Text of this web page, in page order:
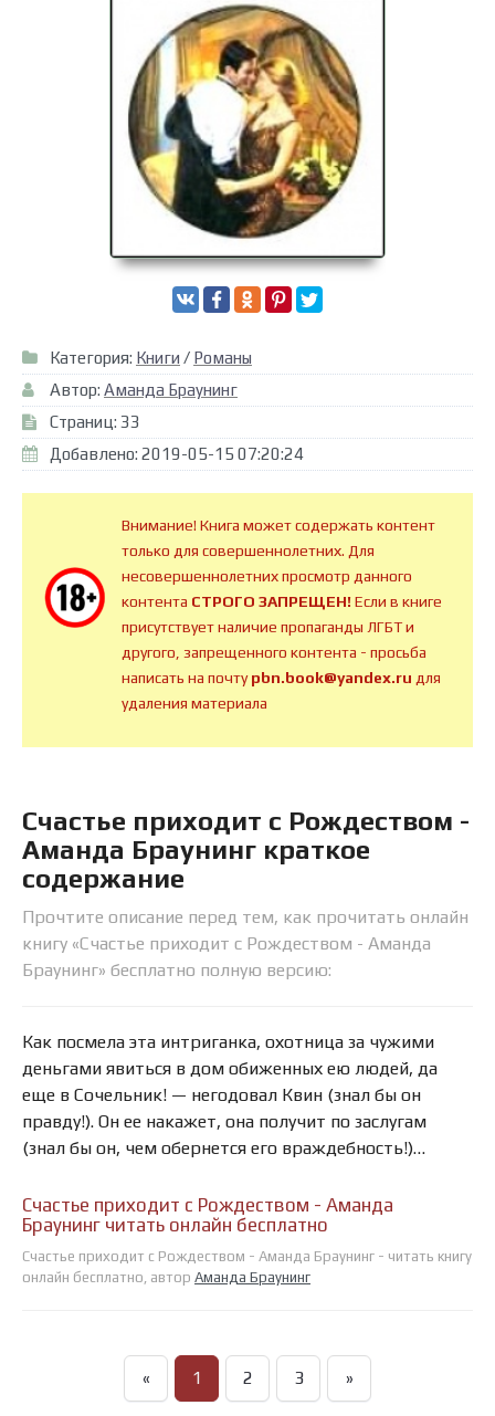
Категория: Книги / Романы
Автор: Аманда Браунинг
Страниц: 33
Добавлено: 2019-05-15 07:20:24
Внимание! Книга может содержать контент
только для совершеннолетних. Для
несовершеннолетних просмотр данного
контента СТРОГО ЗАПРЕЩЕН!Если в книге
присутствует наличие пропаганды ЛГБТ и
другого, запрещенного контента - просьба
написать на почтуpbn.book@yandex.ru для
удаления материала
Счастье приходит с Рождеством -
Аманда Браунинг краткое
содержание
Прочтите описание перед тем, как прочитать онлайн
книгу «Счастье приходит с Рождеством - Аманда
Браунинг» бесплатно полную версию:
Как посмела эта интриганка, охотница за чужими
деньгами явиться в дом обиженных ею людей, да
еще в Сочельник! — негодовал Квин (знал бы он
правду!). Он ее накажет, она получит по заслугам
(знал бы он, чем обернется его враждебность!)…
Счастье приходит с Рождеством - Аманда
Браунинг читать онлайн бесплатно
Счастье приходит с Рождеством - Аманда Браунинг - читать книгу
онлайн бесплатно, автор Аманда Браунинг
« 1 2 3 »